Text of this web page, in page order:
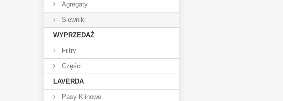
Agregaty
Siewniki
WYPRZEDAŻ
Filtry
Części
LAVERDA
Pasy Klinowe